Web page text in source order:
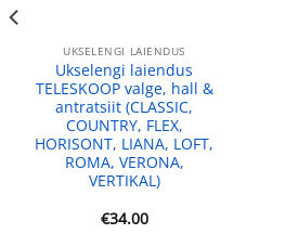
UKSELENGI LAIENDUS
Ukselengi laiendus
TELESKOOP valge, hall &
antratsiit (CLASSIC,
COUNTRY, FLEX,
HORISONT, LIANA, LOFT,
ROMA, VERONA,
VERTIKAL)
€34.00